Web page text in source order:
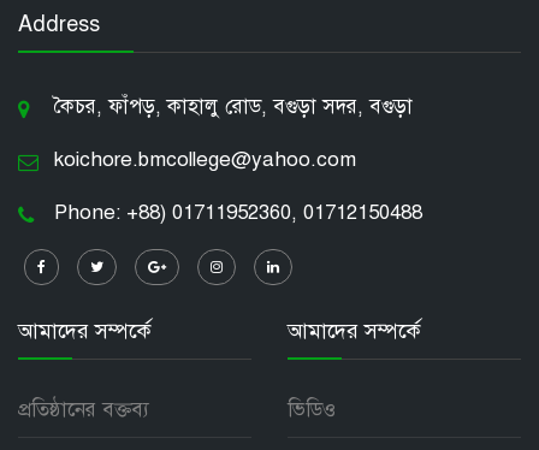
Address
কৈচর, ফাঁপড়, কাহালু রোড, বগুড়া সদর, বগুড়া
koichore.bmcollege@yahoo.com
Phone: +88) 01711952360, 01712150488
আমাদের সম্পর্কে
প্রতিষ্ঠানের বক্তব্য
আমাদের সম্পর্কে
ভিডিও